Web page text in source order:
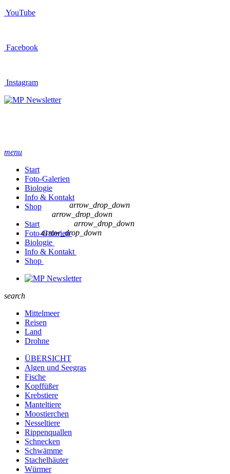
YouTube
Facebook
Instagram
Newsletter
menu
Start
Foto-Galerien
Biologie
Info & Kontakt
Shop
Start
Foto-Galerien
arrow_drop_down
Biologie
arrow_drop_down
Info & Kontakt
arrow_drop_down
Shop
arrow_drop_down
Newsletter
search
Mittelmeer
Reisen
Land
Drohne
ÜBERSICHT
Algen und Seegras
Fische
Kopffüßer
Krebstiere
Manteltiere
Moostierchen
Nesseltiere
Rippenquallen
Schnecken
Schwämme
Stachelhäuter
Würmer